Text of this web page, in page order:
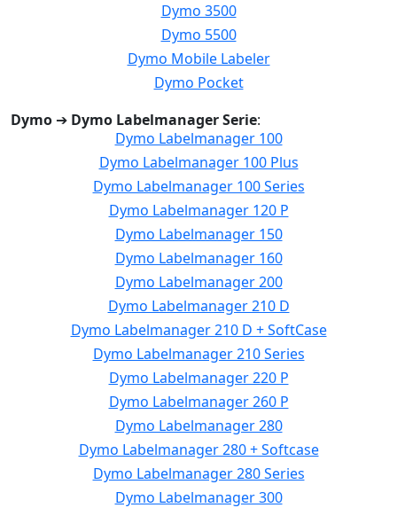
Dymo 3500
Dymo 5500
Dymo Mobile Labeler
Dymo Pocket
Dymo ➔ Dymo Labelmanager Serie:
Dymo Labelmanager 100
Dymo Labelmanager 100 Plus
Dymo Labelmanager 100 Series
Dymo Labelmanager 120 P
Dymo Labelmanager 150
Dymo Labelmanager 160
Dymo Labelmanager 200
Dymo Labelmanager 210 D
Dymo Labelmanager 210 D + SoftCase
Dymo Labelmanager 210 Series
Dymo Labelmanager 220 P
Dymo Labelmanager 260 P
Dymo Labelmanager 280
Dymo Labelmanager 280 + Softcase
Dymo Labelmanager 280 Series
Dymo Labelmanager 300